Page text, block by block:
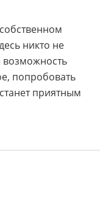
никто не
возможность
попробовать
приятным